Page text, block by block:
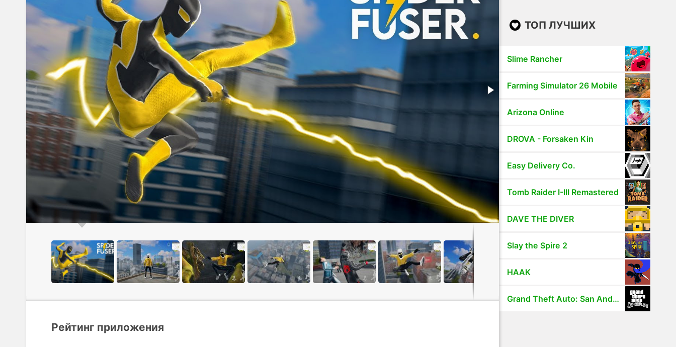
Рейтинг приложения
ТОП ЛУЧШИХ
Slime Rancher
Farming Simulator 26 Mobile
Arizona Online
DROVA - Forsaken Kin
Easy Delivery Co.
Tomb Raider I-III Remastered
DAVE THE DIVER
Slay the Spire 2
HAAK
Grand Theft Auto: San Andreas